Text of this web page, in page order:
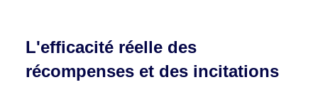
L'efficacité réelle des
récompenses et des incitations